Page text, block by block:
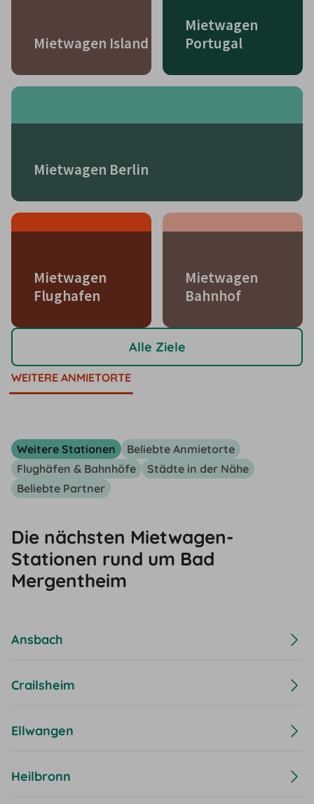
Mietwagen Island
Mietwagen
Portugal
Mietwagen Berlin
Mietwagen
Flughafen
Mietwagen
Bahnhof
Alle Ziele
WEITERE ANMIETORTE
Weitere Stationen
Beliebte Anmietorte
Flughäfen & Bahnhöfe
Städte in der Nähe
Beliebte Partner
Die nächsten Mietwagen-
Stationen rund um Bad
Mergentheim
Ansbach
Crailsheim
Ellwangen
Heilbronn